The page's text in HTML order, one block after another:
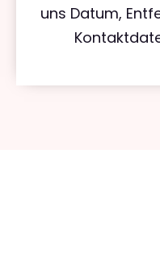
uns Datum,